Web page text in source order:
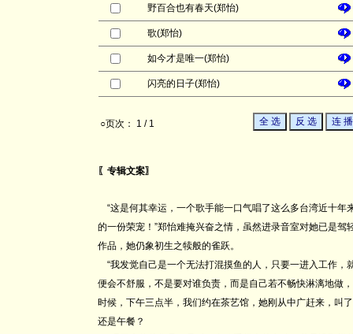
野百合也有春天(郑怡)
歌(郑怡)
如今才是唯一(郑怡)
闪亮的日子(郑怡)
○页次： 1 / 1
〖专辑文案〗
“这是何其幸运，一个歌手能一口气唱了这么多台湾近十年
的一份荣宠！”郑怡难掩兴奋之情，虽然进录音室对她已是驾
作品，她仍象初生之犊般的雀跃。
“我发觉自己是一个无法打混摸鱼的人，只要一进入工作，
便会不舒服，不是要对谁负责，而是自己若不畅快淋漓地做
时候，下午三点半，我们约在茶艺馆，她刚从中广赶来，叫
还是午餐？